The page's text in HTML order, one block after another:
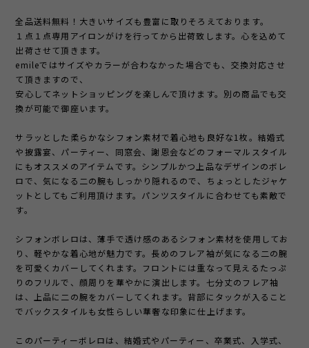
全品送料無料！大きいサイズも豊富に取りそろえております。
１点１点専用アイロンがけを行ってから出荷致します。心を込めて
出荷させて頂きます。
emileではサイズやカラーが合わなかった場合でも、交換対応させ
て頂きますので、
安心してネットショッピングを楽しんで頂けます。別の商品でも交
換が可能で御座います。
サラッとした柔らかなシフォン素材で着心地も良好な1枚。結婚式
や披露宴、パーティー、同窓会、謝恩会などのフォーマルスタイル
にもオススメのアイテムです。シンプルかつ上品なデザインのボレ
ロで、気になる二の腕もしっかり隠れるので、ちょっとしたジャケ
ットとしてもご利用頂けます。パンツスタイルに合わせても素敵で
す。
シフォンボレロは、薄手で透け感のあるシフォン素材を使用してお
り、軽やかな着心地が魅力です。長めのフレア袖が気になる二の腕
を可愛くカバーしてくれます。フロントには重なって見えるたっぷ
りのフリルで、顔周りを華やかに演出します。七分丈のフレア袖
は、上品に二の腕をカバーしてくれます。背部にタックが入ること
でバックスタイルも女性らしい華奢な印象に仕上げます。
このパーティーボレロは、結婚式やパーティー、卒業式、入学式、